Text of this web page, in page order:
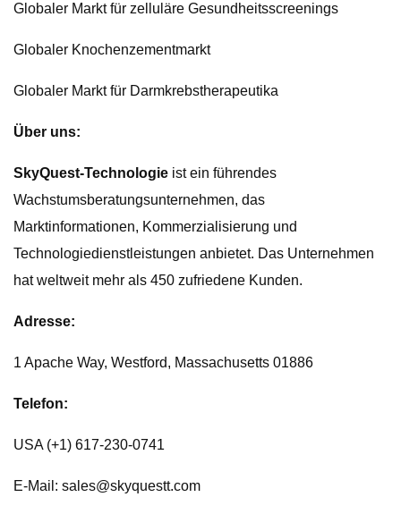
Globaler Markt für zelluläre Gesundheitsscreenings
Globaler Knochenzementmarkt
Globaler Markt für Darmkrebstherapeutika
Über uns:
SkyQuest-Technologie ist ein führendes
Wachstumsberatungsunternehmen, das
Marktinformationen, Kommerzialisierung und
Technologiedienstleistungen anbietet. Das Unternehmen
hat weltweit mehr als 450 zufriedene Kunden.
Adresse:
1 Apache Way, Westford, Massachusetts 01886
Telefon:
USA (+1) 617-230-0741
E-Mail: sales@skyquestt.com